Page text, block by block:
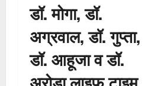
डॉ. मोगा, डॉ.
अग्रवाल, डॉ. गुप्ता,
डॉ. आहूजा व डॉ.